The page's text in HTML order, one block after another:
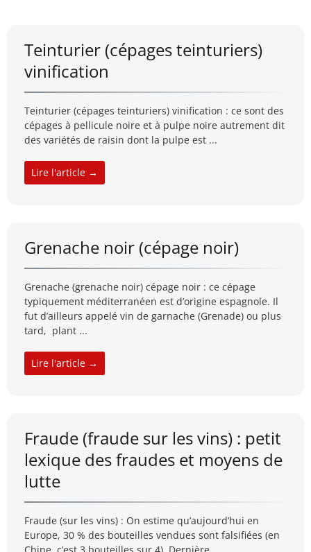
Teinturier (cépages teinturiers)
vinification
Teinturier (cépages teinturiers) vinification : ce sont des
cépages à pellicule noire et à pulpe noire autrement dit
des variétés de raisin dont la pulpe est ...
Lire l'article →
Grenache noir (cépage noir)
Grenache (grenache noir) cépage noir : ce cépage
typiquement méditerranéen est d’origine espagnole. Il
fut d’ailleurs appelé vin de garnache (Grenade) ou plus
tard, plant ...
Lire l'article →
Fraude (fraude sur les vins) : petit
lexique des fraudes et moyens de
lutte
Fraude (sur les vins) : On estime qu’aujourd’hui en
Europe, 30 % des bouteilles vendues sont falsifiées (en